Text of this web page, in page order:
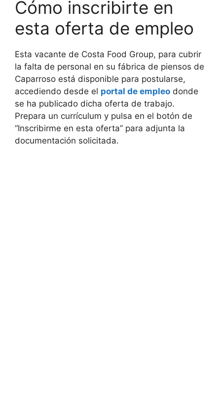
Cómo inscribirte en
esta oferta de empleo
Esta vacante de Costa Food Group, para cubrir
la falta de personal en su fábrica de piensos de
Caparroso está disponible para postularse,
accediendo desde el portal de empleo donde
se ha publicado dicha oferta de trabajo.
Prepara un currículum y pulsa en el botón de
“Inscribirme en esta oferta” para adjunta la
documentación solicitada.